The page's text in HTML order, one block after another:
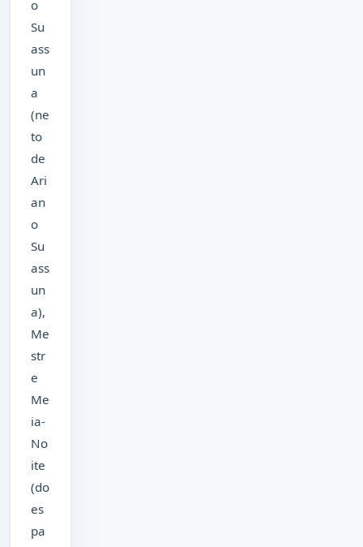
o
Su
ass
un
a
(ne
to
de
Ari
an
o
Su
ass
un
a),
Me
str
e
Me
ia-
No
ite
(do
es
pa